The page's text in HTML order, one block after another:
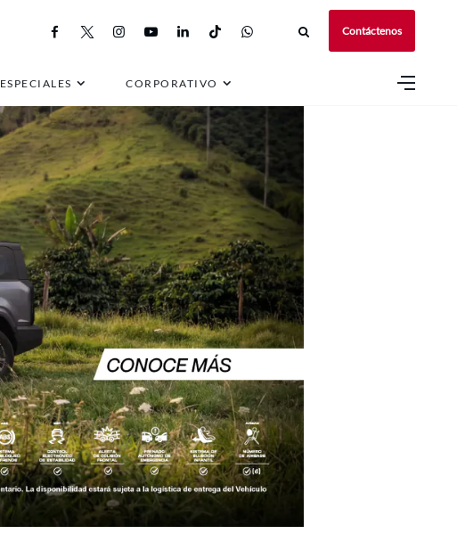
Contáctenos
ESPECIALES CORPORATIVO